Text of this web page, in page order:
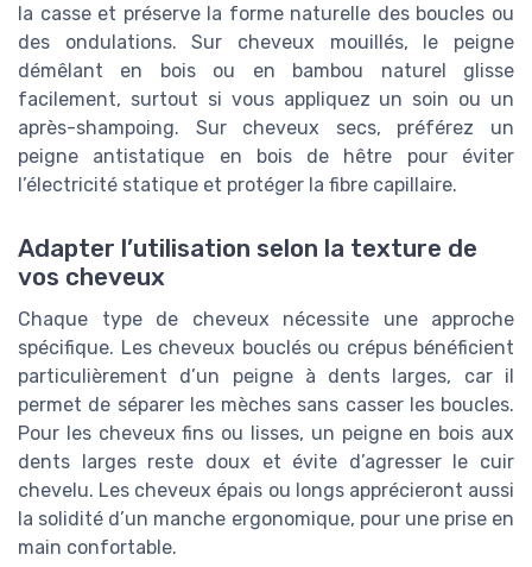
la casse et préserve la forme naturelle des boucles ou
des ondulations. Sur cheveux mouillés, le peigne
démêlant en bois ou en bambou naturel glisse
facilement, surtout si vous appliquez un soin ou un
après-shampoing. Sur cheveux secs, préférez un
peigne antistatique en bois de hêtre pour éviter
l’électricité statique et protéger la fibre capillaire.
Adapter l’utilisation selon la texture de
vos cheveux
Chaque type de cheveux nécessite une approche
spécifique. Les cheveux bouclés ou crépus bénéficient
particulièrement d’un peigne à dents larges, car il
permet de séparer les mèches sans casser les boucles.
Pour les cheveux fins ou lisses, un peigne en bois aux
dents larges reste doux et évite d’agresser le cuir
chevelu. Les cheveux épais ou longs apprécieront aussi
la solidité d’un manche ergonomique, pour une prise en
main confortable.